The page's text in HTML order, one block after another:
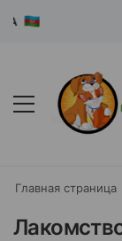
Главная страница